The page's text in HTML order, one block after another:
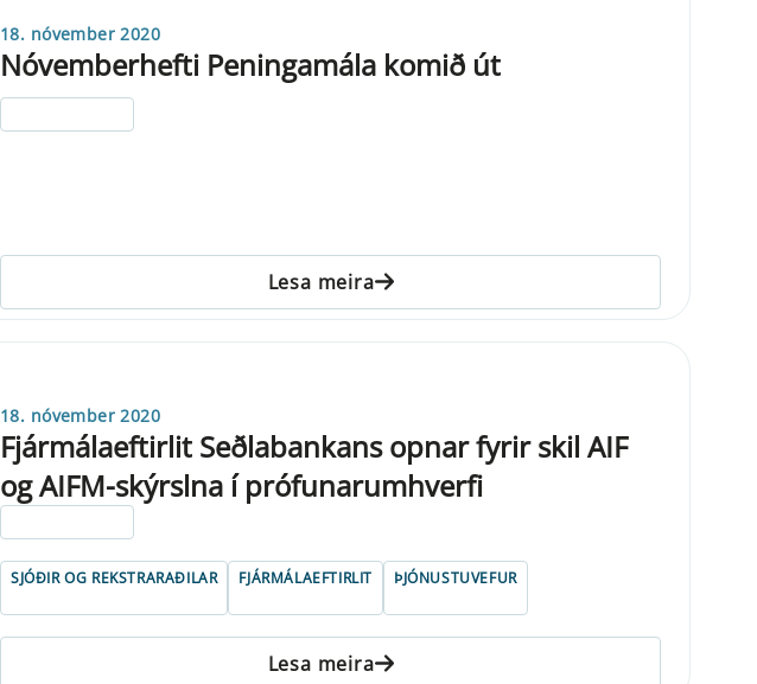
18. nóvember 2020
Nóvemberhefti Peningamála komið út
Lesa meira
18. nóvember 2020
Fjármálaeftirlit Seðlabankans opnar fyrir skil AIF
og AIFM-skýrslna í prófunarumhverfi
SJÓÐIR OG REKSTRARAÐILAR FJÁRMÁLAEFTIRLIT ÞJÓNUSTUVEFUR
Lesa meira